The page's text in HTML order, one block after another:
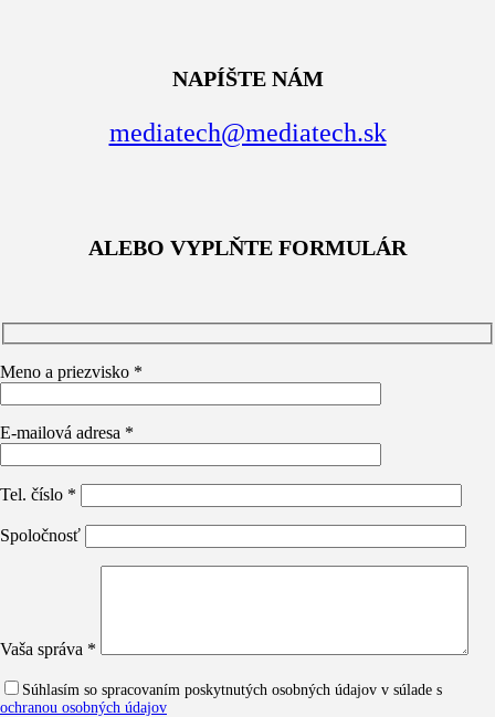
NAPÍŠTE NÁM
mediatech@mediatech.sk
ALEBO VYPLŇTE FORMULÁR
Meno a priezvisko *
E-mailová adresa *
Tel. číslo *
Spoločnosť
Vaša správa *
Súhlasím so spracovaním poskytnutých osobných údajov v súlade s
ochranou osobných údajov